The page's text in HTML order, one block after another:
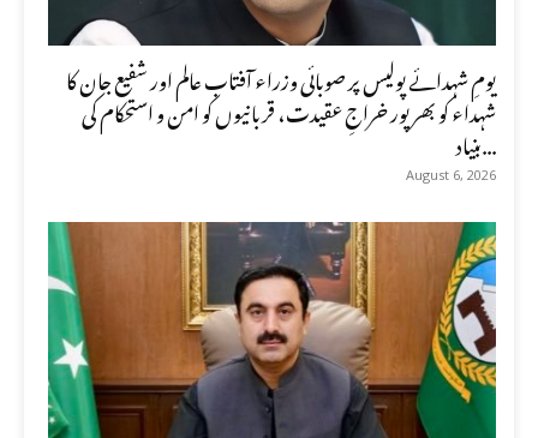
یومِ شہدائے پولیس پر صوبائی وزراء آفتاب عالم اور شفیع جان کا
شہداء کو بھرپور خراجِ عقیدت، قربانیوں کو امن و استحکام کی
بنیاد...
August 6, 2026